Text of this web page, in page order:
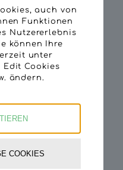
neuen LKW
auch von
Funktionen
Nutzererlebnis
können Ihre
unter
Edit Cookies
ändern.
COOKIES